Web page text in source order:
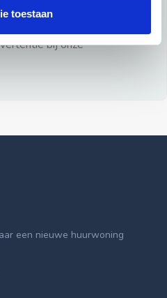
toestaan
bij onze
een nieuwe huurwoning